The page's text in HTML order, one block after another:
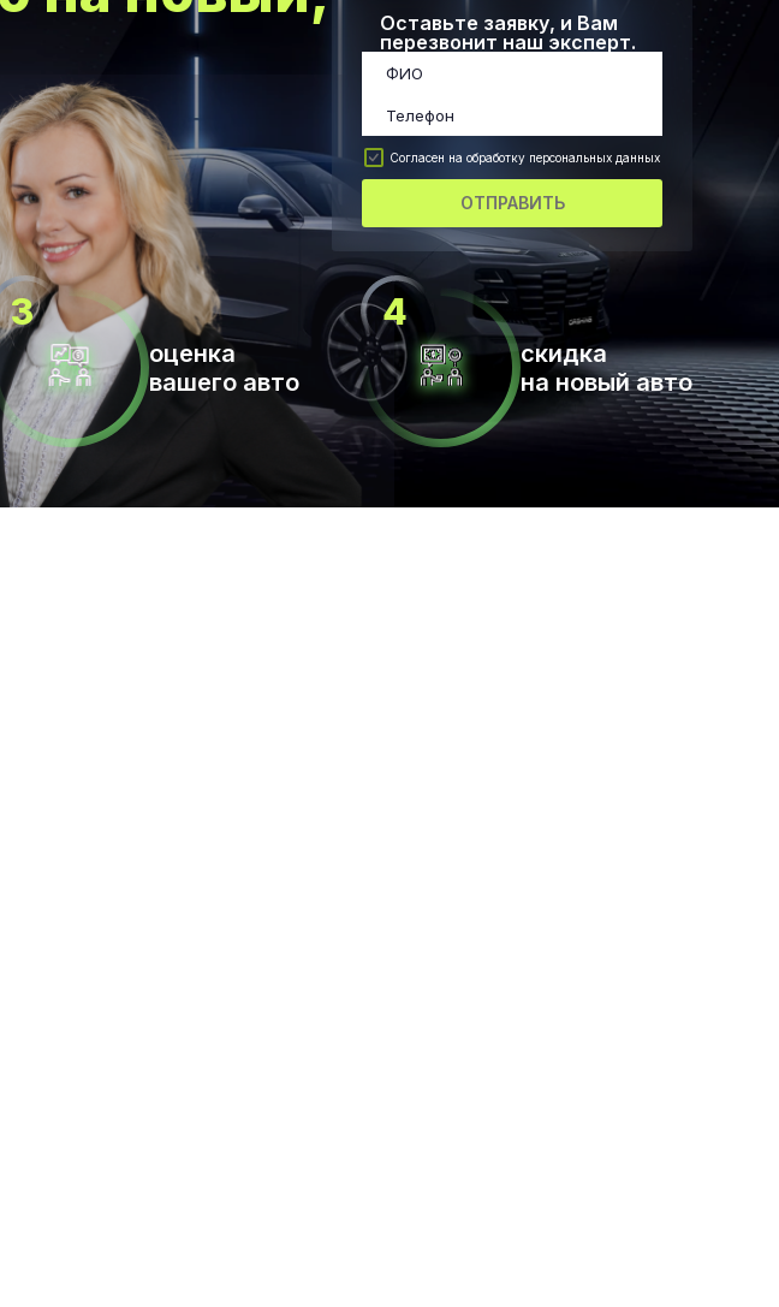
Оставьте заявку, и Вам
перезвонит наш эксперт.
Согласен на обработку персональных данных
ОТПРАВИТЬ
оценка
вашего авто
скидка
на новый авто